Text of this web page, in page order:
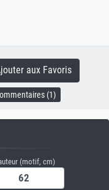
aux Favoris
(1)
(motif, cm)